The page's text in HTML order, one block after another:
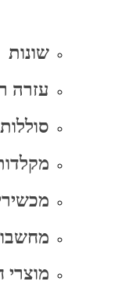
שונות
עזרה